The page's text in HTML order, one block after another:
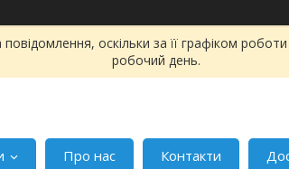
оскільки за її графіком
робочий день.
Про нас Контакти